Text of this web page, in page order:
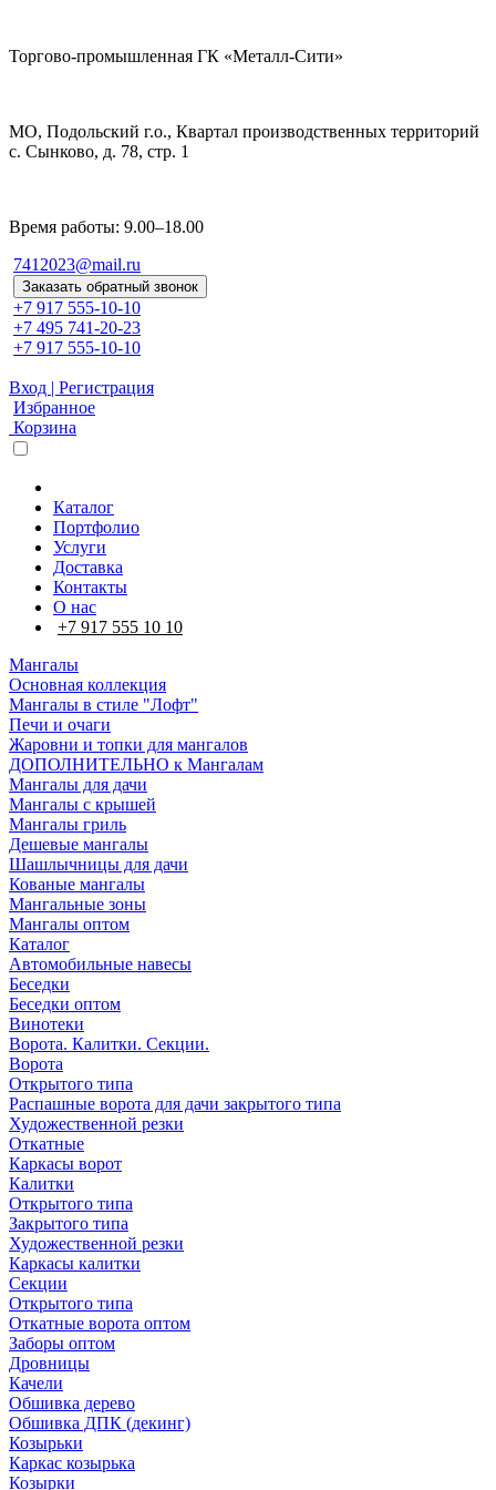
Торгово-промышленная ГК «Металл-Сити»
МО, Подольский г.о., Квартал производственных территорий
с. Сынково, д. 78, стр. 1
Время работы: 9.00–18.00
7412023@mail.ru
Заказать обратный звонок
+7 917 555-10-10
+7 495 741-20-23
+7 917 555-10-10
Вход | Регистрация
Избранное
Корзина
Каталог
Портфолио
Услуги
Доставка
Контакты
О нас
+7 917 555 10 10
Мангалы
Основная коллекция
Мангалы в стиле "Лофт"
Печи и очаги
Жаровни и топки для мангалов
ДОПОЛНИТЕЛЬНО к Мангалам
Мангалы для дачи
Мангалы с крышей
Мангалы гриль
Дешевые мангалы
Шашлычницы для дачи
Кованые мангалы
Мангальные зоны
Мангалы оптом
Каталог
Автомобильные навесы
Беседки
Беседки оптом
Винотеки
Ворота. Калитки. Секции.
Ворота
Открытого типа
Распашные ворота для дачи закрытого типа
Художественной резки
Откатные
Каркасы ворот
Калитки
Открытого типа
Закрытого типа
Художественной резки
Каркасы калитки
Секции
Открытого типа
Откатные ворота оптом
Заборы оптом
Дровницы
Качели
Обшивка дерево
Обшивка ДПК (декинг)
Козырьки
Каркас козырька
Козырки